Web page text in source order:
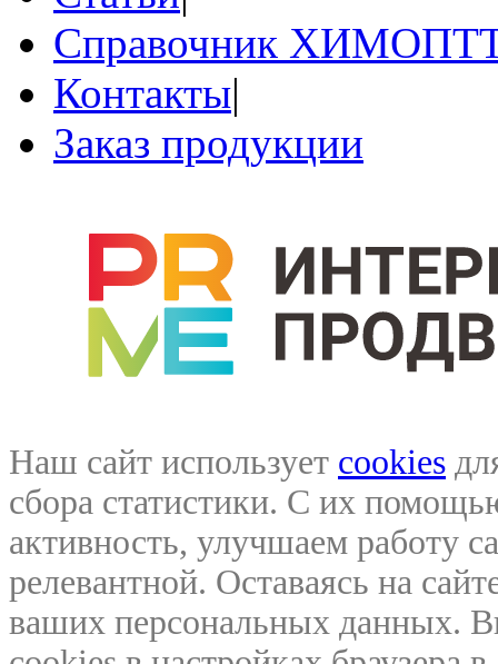
Справочник
Контакты|
Заказ продукции
Наш сайт использует cookies
сбора статистики. С их
активность, улучшаем работу
релевантной. Оставаясь на
ваших персональных данных.